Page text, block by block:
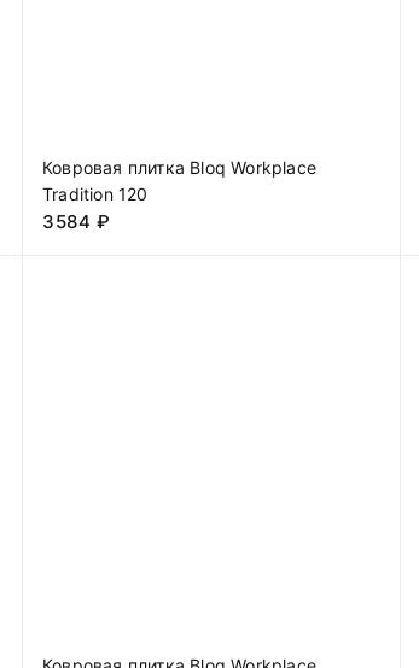
Ковровая плитка Bloq Workplace
Tradition 120
3584 ₽